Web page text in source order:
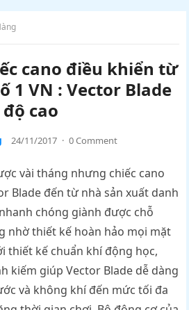
cano điều khiển từ
1 VN : Vector Blade
cao
24/11/2017 · 0 Comment
vài tháng nhưng chiếc cano
Blade đến từ nhà sản xuất danh
chóng giành được chỗ
thiết kế hoàn hảo mọi mặt
thiết kế chuẩn khí động học,
kiếm giúp Vector Blade dễ dàng
và không khí đến mức tối đa